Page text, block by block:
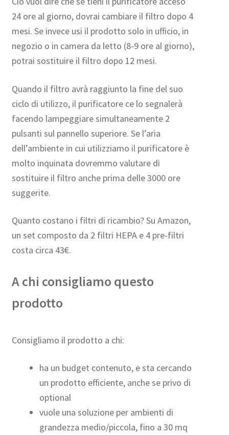
24 ore al giorno, dovrai cambiare il filtro dopo 4
mesi. Se invece usi il prodotto solo in ufficio, in
negozio o in camera da letto (8-9 ore al giorno),
potrai sostituire il filtro dopo 12 mesi.
Quando il filtro avrà raggiunto la fine del suo
ciclo di utilizzo, il purificatore ce lo segnalerà
facendo lampeggiare simultaneamente 2
pulsanti sul pannello superiore. Se l’aria
dell’ambiente in cui utilizziamo il purificatore è
molto inquinata dovremmo valutare di
sostituire il filtro anche prima delle 3000 ore
suggerite.
Quanto costano i filtri di ricambio? Su Amazon,
un set composto da 2 filtri HEPA e 4 pre-filtri
costa circa 43€.
A chi consigliamo questo
prodotto
Consigliamo il prodotto a chi:
ha un budget contenuto, e sta cercando
un prodotto efficiente, anche se privo di
optional
vuole una soluzione per ambienti di
grandezza medio/piccola, fino a 30 mq